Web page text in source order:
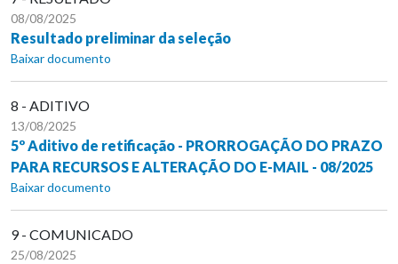
08/08/2025
Resultado preliminar da seleção
Baixar documento
8 - ADITIVO
13/08/2025
5º Aditivo de retificação - PRORROGAÇÃO DO PRAZO
PARA RECURSOS E ALTERAÇÃO DO E-MAIL - 08/2025
Baixar documento
9 - COMUNICADO
25/08/2025